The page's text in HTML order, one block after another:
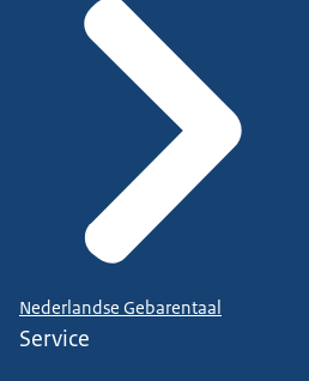
Nederlandse Gebarentaal
Service